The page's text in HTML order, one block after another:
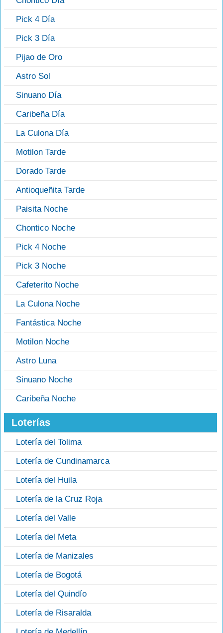
Pick 4 Día
Pick 3 Día
Pijao de Oro
Astro Sol
Sinuano Día
Caribeña Día
La Culona Día
Motilon Tarde
Dorado Tarde
Antioqueñita Tarde
Paisita Noche
Chontico Noche
Pick 4 Noche
Pick 3 Noche
Cafeterito Noche
La Culona Noche
Fantástica Noche
Motilon Noche
Astro Luna
Sinuano Noche
Caribeña Noche
Loterías
Lotería del Tolima
Lotería de Cundinamarca
Lotería del Huila
Lotería de la Cruz Roja
Lotería del Valle
Lotería del Meta
Lotería de Manizales
Lotería de Bogotá
Lotería del Quindío
Lotería de Risaralda